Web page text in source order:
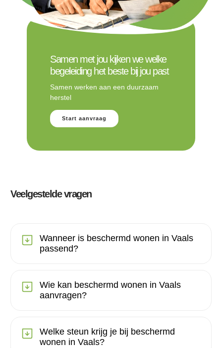
Samen met jou kijken we welke
begeleiding het beste bij jou past
Samen werken aan een duurzaam
herstel
Start aanvraag
Veelgestelde vragen
Wanneer is beschermd wonen in Vaals
passend?
Wie kan beschermd wonen in Vaals
aanvragen?
Welke steun krijg je bij beschermd
wonen in Vaals?